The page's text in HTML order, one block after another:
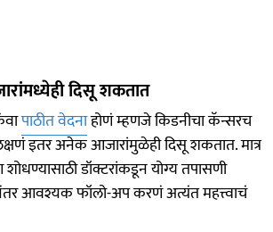
दिसू शकतात
पाठीत वेदनाहोणं म्हणजे किडनीचा कॅन्सरच
इतर अनेक आजारांमुळेही दिसू शकतात. मात्र
डॉक्टरांकडून योग्य तपासणी
आवश्यक फॉलो-अप करणं अत्यंत महत्त्वाचं